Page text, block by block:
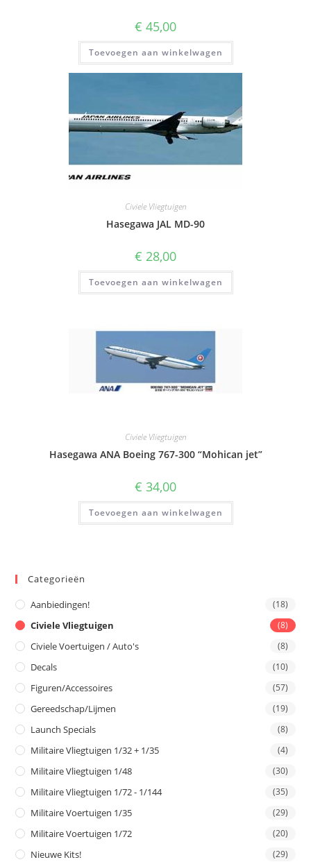
€ 45,00
Toevoegen aan winkelwagen
Civiele Vliegtuigen
Hasegawa JAL MD-90
€ 28,00
Toevoegen aan winkelwagen
Civiele Vliegtuigen
Hasegawa ANA Boeing 767-300 “Mohican jet”
€ 34,00
Toevoegen aan winkelwagen
Categorieën
Aanbiedingen! (18)
Civiele Vliegtuigen (8)
Civiele Voertuigen / Auto's (8)
Decals (10)
Figuren/Accessoires (57)
Gereedschap/Lijmen (19)
Launch Specials (8)
Militaire Vliegtuigen 1/32 + 1/35 (4)
Militaire Vliegtuigen 1/48 (30)
Militaire Vliegtuigen 1/72 - 1/144 (35)
Militaire Voertuigen 1/35 (29)
Militaire Voertuigen 1/72 (20)
Nieuwe Kits! (29)